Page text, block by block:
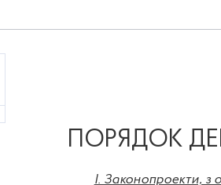
ПОРЯДОК
І. Законопроекти, з